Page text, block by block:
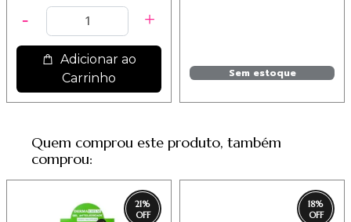
Adicionar ao
Carrinho
Sem estoque
Quem comprou este produto, também
comprou:
21% 18%